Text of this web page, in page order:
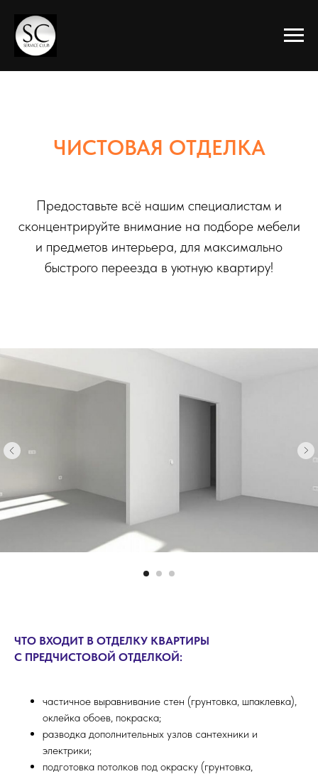
ЧИСТОВАЯ ОТДЕЛКА
Предоставьте всё нашим специалистам и
сконцентрируйте внимание на подборе мебели
и предметов интерьера, для максимально
быстрого переезда в уютную квартиру!
ЧТО ВХОДИТ В ОТДЕЛКУ КВАРТИРЫ
С ПРЕДЧИСТОВОЙ ОТДЕЛКОЙ:
частичное выравнивание стен (грунтовка, шпаклевка),
оклейка обоев, покраска;
разводка дополнительных узлов сантехники и
электрики;
подготовка потолков под окраску (грунтовка,